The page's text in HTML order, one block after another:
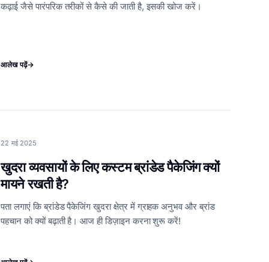
कढ़ाई जैसे पारंपरिक तरीकों से कैसे की जाती है, इसकी खोज करें।
आलेख पढ़ें→
22 मई 2025
खुदरा व्यवसायों के लिए कस्टम ब्रांडेड पैकेजिंग क्यों
मायने रखती है?
पता लगाएं कि ब्रांडेड पैकेजिंग खुदरा क्षेत्र में ग्राहक अनुभव और ब्रांड
पहचान को क्यों बढ़ाती है। आज ही डिज़ाइन करना शुरू करें!